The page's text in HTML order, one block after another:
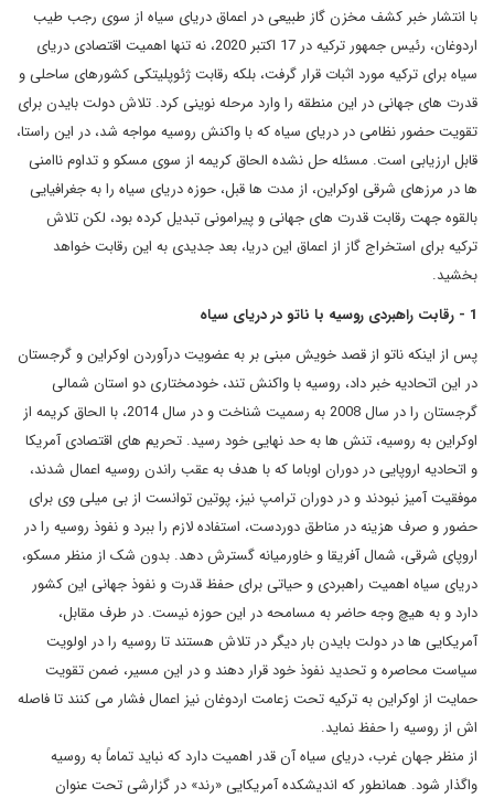
با انتشار خبر کشف مخزن گاز طبیعی در اعماق دریای سیاه از سوی رجب طیب
اردوغان، رئیس جمهور ترکیه در 17 اکتبر 2020، نه تنها اهمیت اقتصادی دریای
سیاه برای ترکیه مورد اثبات قرار گرفت، بلکه رقابت ژئوپلیتکی کشورهای ساحلی و
قدرت های جهانی در این منطقه را وارد مرحله نوینی کرد. تلاش دولت بایدن برای
تقویت حضور نظامی در دریای سیاه که با واکنش روسیه مواجه شد، در این راستا،
قابل ارزیابی است. مسئله حل نشده الحاق کریمه از سوی مسکو و تداوم ناامنی
ها در مرزهای شرقی اوکراین، از مدت ها قبل، حوزه دریای سیاه را به جغرافیایی
بالقوه جهت رقابت قدرت های جهانی و پیرامونی تبدیل کرده بود، لکن تلاش
ترکیه برای استخراج گاز از اعماق این دریا، بعد جدیدی به این رقابت خواهد
بخشید.
1 - رقابت راهبردی روسیه با ناتو در دریای سیاه
پس از اینکه ناتو از قصد خویش مبنی بر به عضویت درآوردن اوکراین و گرجستان
در این اتحادیه خبر داد، روسیه با واکنش تند، خودمختاری دو استان شمالی
گرجستان را در سال 2008 به رسمیت شناخت و در سال 2014، با الحاق کریمه از
اوکراین به روسیه، تنش ها به حد نهایی خود رسید. تحریم های اقتصادی آمریکا
و اتحادیه اروپایی در دوران اوباما که با هدف به عقب راندن روسیه اعمال شدند،
موفقیت آمیز نبودند و در دوران ترامپ نیز، پوتین توانست از بی میلی وی برای
حضور و صرف هزینه در مناطق دوردست، استفاده لازم را ببرد و نفوذ روسیه را در
اروپای شرقی، شمال آفریقا و خاورمیانه گسترش دهد. بدون شک از منظر مسکو،
دریای سیاه اهمیت راهبردی و حیاتی برای حفظ قدرت و نفوذ جهانی این کشور
دارد و به هیچ وجه حاضر به مسامحه در این حوزه نیست. در طرف مقابل،
آمریکایی ها در دولت بایدن بار دیگر در تلاش هستند تا روسیه را در اولویت
سیاست محاصره و تحدید نفوذ خود قرار دهند و در این مسیر، ضمن تقویت
حمایت از اوکراین به ترکیه تحت زعامت اردوغان نیز اعمال فشار می کنند تا فاصله
اش از روسیه را حفظ نماید.
از منظر جهان غرب، دریای سیاه آن قدر اهمیت دارد که نباید تماماً به روسیه
واگذار شود. همانطور که اندیشکده آمریکایی «رند» در گزارشی تحت عنوان